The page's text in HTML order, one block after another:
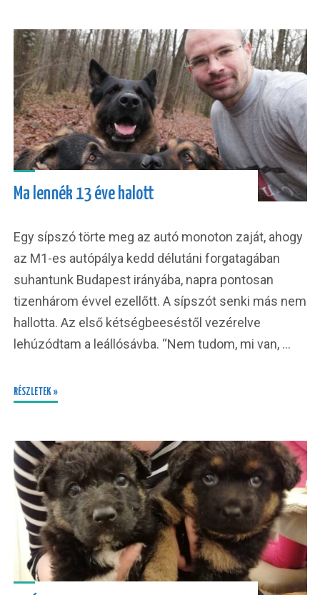
Ma lennék 13 éve halott
Egy sípszó törte meg az autó monoton zaját, ahogy
az M1-es autópálya kedd délutáni forgatagában
suhantunk Budapest irányába, napra pontosan
tizenhárom évvel ezellőtt. A sípszót senki más nem
hallotta. Az első kétségbeeséstől vezérelve
lehúzódtam a leállósávba. “Nem tudom, mi van, …
RÉSZLETEK »